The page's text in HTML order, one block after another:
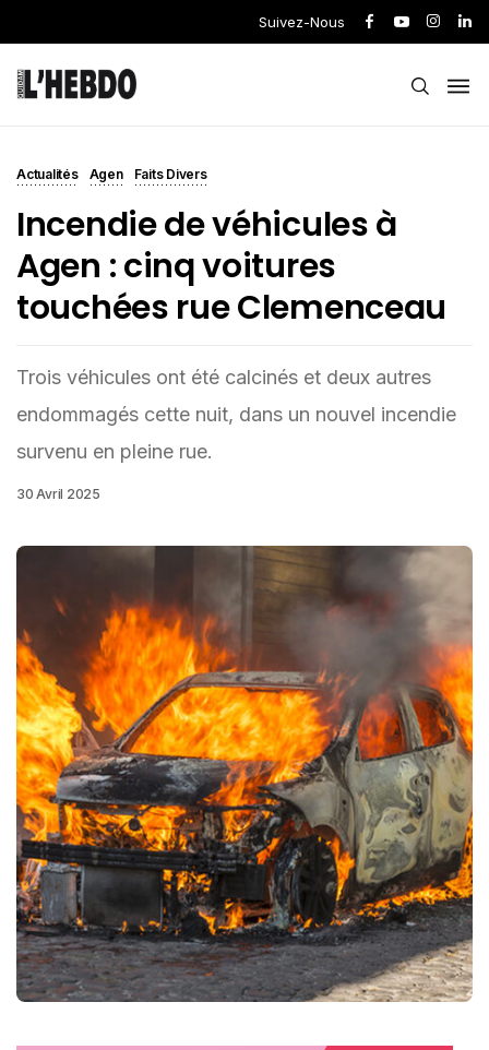
Suivez-Nous
Actualités Agen Faits Divers
Incendie de véhicules à
Agen : cinq voitures
touchées rue Clemenceau
Trois véhicules ont été calcinés et deux autres
endommagés cette nuit, dans un nouvel incendie
survenu en pleine rue.
30 Avril 2025